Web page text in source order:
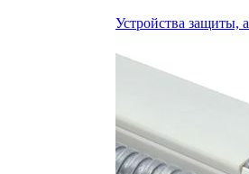
Устройства защиты,